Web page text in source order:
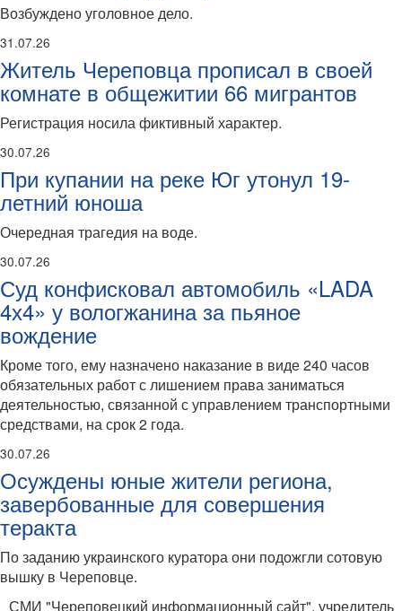
Возбуждено уголовное дело.
31.07.26
Житель Череповца прописал в своей
комнате в общежитии 66 мигрантов
Регистрация носила фиктивный характер.
30.07.26
При купании на реке Юг утонул 19-
летний юноша
Очередная трагедия на воде.
30.07.26
Суд конфисковал автомобиль «LADA
4х4» у вологжанина за пьяное
вождение
Кроме того, ему назначено наказание в виде 240 часов
обязательных работ с лишением права заниматься
деятельностью, связанной с управлением транспортными
средствами, на срок 2 года.
30.07.26
Осуждены юные жители региона,
завербованные для совершения
теракта
По заданию украинского куратора они подожгли сотовую
вышку в Череповце.
СМИ "Череповецкий информационный сайт", учредитель